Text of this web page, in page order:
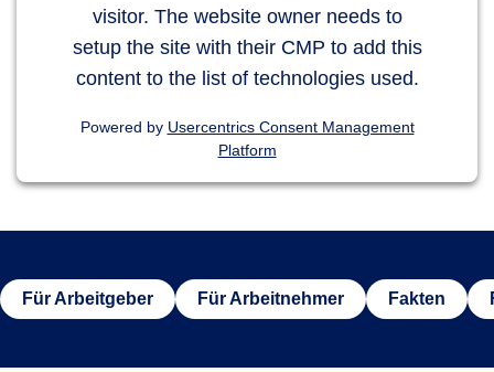
visitor. The website owner needs to
setup the site with their CMP to add this
content to the list of technologies used.
Powered by Usercentrics Consent Management
Platform
Für Arbeitgeber Für Arbeitnehmer Fakten